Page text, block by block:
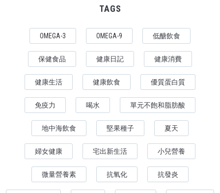
TAGS
OMEGA-3 OMEGA-9 低醣飲食
保健食品 健康日記 健康消費
健康生活 健康飲食 優質蛋白質
免疫力 喝水 單元不飽和脂肪酸
地中海飲食 堅果種子 夏天
婦女健康 宅出新生活 小兒營養
微量營養素 抗氧化 抗發炎